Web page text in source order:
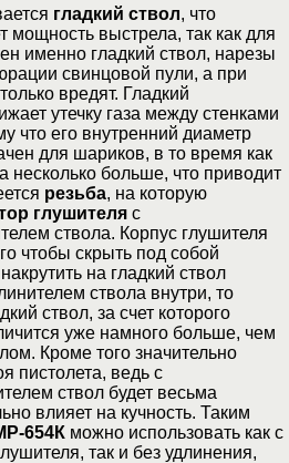
гладкий ствол, что
мощность выстрела, так как для
именно гладкий ствол, нарезы
свинцовой пули, а при
вредят. Гладкий
утечку газа между стенками
что его внутренний диаметр
для шариков, в то время как
несколько больше, что приводит
резьба, на которую
глушителя с
ствола. Корпус глушителя
чтобы скрыть под собой
на гладкий ствол
ствола внутри, то
ствол, за счет которого
уже намного больше, чем
Кроме того значительно
пистолета, ведь с
ствол будет весьма
влияет на кучность. Таким
654К можно использовать как с
так и без удлинения,